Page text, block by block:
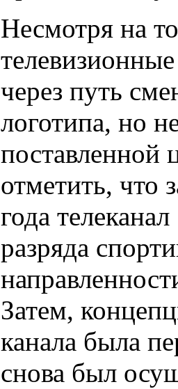
Несмотря на
через путь
логотипа, но
поставленной
отметить, что
года
разряда
Затем,
канала была
снова был